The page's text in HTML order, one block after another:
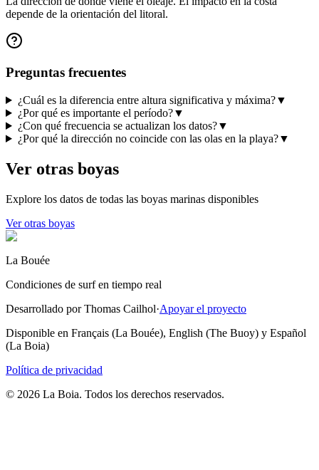
depende de la orientación del litoral.
Preguntas frecuentes
¿Cuál es la diferencia entre altura significativa y máxima?▼
¿Por qué es importante el período?▼
¿Con qué frecuencia se actualizan los datos?▼
¿Por qué la dirección no coincide con las olas en la playa?▼
Ver otras boyas
Explore los datos de todas las boyas marinas disponibles
Ver otras boyas
La Bouée
Condiciones de surf en tiempo real
Desarrollado por Thomas Cailhol·Apoyar el proyecto
Disponible en Français (La Bouée), English (The Buoy) y Español
(La Boia)
Política de privacidad
© 2026 La Boia. Todos los derechos reservados.